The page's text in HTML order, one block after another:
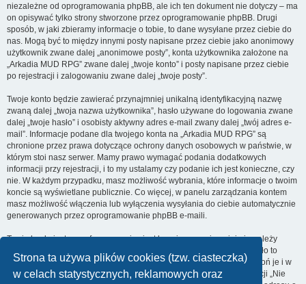
Strona ta używa plików cookies (tzw. ciasteczka)
w celach statystycznych, reklamowych oraz
niezależne od oprogramowania phpBB, ale ich ten dokument nie dotyczy – ma
on opisywać tylko strony stworzone przez oprogramowanie phpBB. Drugi
sposób, w jaki zbieramy informacje o tobie, to dane wysyłane przez ciebie do
nas. Mogą być to między innymi posty napisane przez ciebie jako anonimowy
użytkownik zwane dalej „anonimowe posty”, konta użytkownika założone na
„Arkadia MUD RPG” zwane dalej „twoje konto” i posty napisane przez ciebie
po rejestracji i zalogowaniu zwane dalej „twoje posty”.
Twoje konto będzie zawierać przynajmniej unikalną identyfikacyjną nazwę
zwaną dalej „twoja nazwa użytkownika”, hasło używane do logowania zwane
dalej „twoje hasło” i osobisty aktywny adres e-mail zwany dalej „twój adres e-
mail”. Informacje podane dla twojego konta na „Arkadia MUD RPG” są
chronione przez prawa dotyczące ochrony danych osobowych w państwie, w
którym stoi nasz serwer. Mamy prawo wymagać podania dodatkowych
informacji przy rejestracji, i to my ustalamy czy podanie ich jest konieczne, czy
nie. W każdym przypadku, masz możliwość wybrania, które informacje o twoim
koncie są wyświetlane publicznie. Co więcej, w panelu zarządzania kontem
masz możliwość włączenia lub wyłączenia wysyłania do ciebie automatycznie
generowanych przez oprogramowanie phpBB e-maili.
Twoje hasło jest zaszyfrowane, więc jest bezpieczne, niemniej nie należy
używać tego samego hasła na różnych witrynach internetowych. Hasło to
umożliwia dostęp do twojego konta na „Arkadia MUD RPG”, więc chroń je i w
żadnym wypadku nie podawajnikomu . Jeśli je zapomnisz, użyj funkcji „Nie